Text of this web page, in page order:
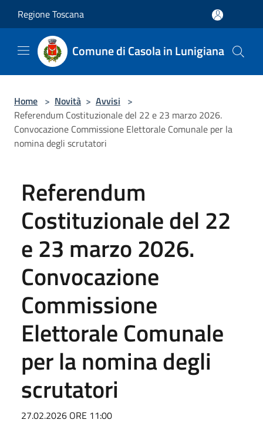
Regione Toscana
Comune di Casola in Lunigiana
Home > Novità > Avvisi >
Referendum Costituzionale del 22 e 23 marzo 2026.
Convocazione Commissione Elettorale Comunale per la
nomina degli scrutatori
Referendum
Costituzionale del 22
e 23 marzo 2026.
Convocazione
Commissione
Elettorale Comunale
per la nomina degli
scrutatori
27.02.2026 ORE 11:00